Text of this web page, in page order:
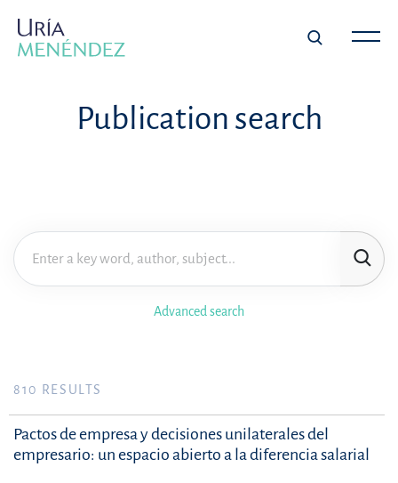
Publication search
Advanced search
810 RESULTS
Pactos de empresa y decisiones unilaterales del
empresario: un espacio abierto a la diferencia salarial